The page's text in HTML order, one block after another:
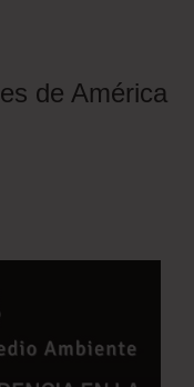
de América